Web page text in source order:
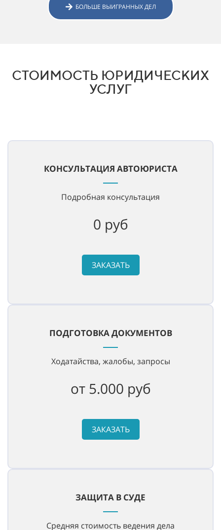
БОЛЬШЕ ВЫИГРАННЫХ ДЕЛ
СТОИМОСТЬ ЮРИДИЧЕСКИХ
УСЛУГ
КОНСУЛЬТАЦИЯ АВТОЮРИСТА
Подробная консультация
0 руб
ЗАКАЗАТЬ
ПОДГОТОВКА ДОКУМЕНТОВ
Ходатайства, жалобы, запросы
от 5.000 руб
ЗАКАЗАТЬ
ЗАЩИТА В СУДЕ
Средняя стоимость ведения дела